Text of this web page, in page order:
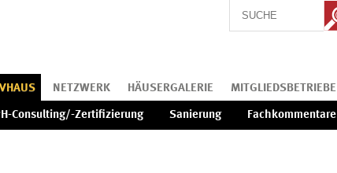
Consulting/-Zertifizierung Sanierung Fachkommentare
NETZWERK HÄUSERGALERIE MITGLIEDSBETRIEBE